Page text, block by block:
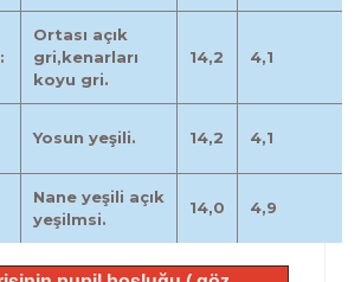
Ortası açık
gri,kenarları
koyu gri.
14,2 4,1
Yosun yeşili. 14,2 4,1
Nane yeşili açık
yeşilmsi.
14,0 4,9